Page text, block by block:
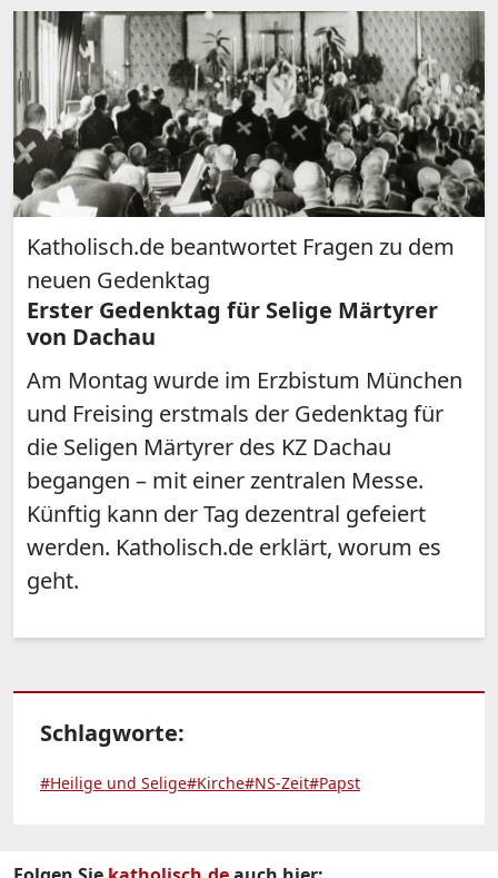
Katholisch.de beantwortet Fragen zu dem
neuen Gedenktag
Erster Gedenktag für Selige Märtyrer
von Dachau
Am Montag wurde im Erzbistum München
und Freising erstmals der Gedenktag für
die Seligen Märtyrer des KZ Dachau
begangen – mit einer zentralen Messe.
Künftig kann der Tag dezentral gefeiert
werden. Katholisch.de erklärt, worum es
geht.
Schlagworte:
#Heilige und Selige#Kirche#NS-Zeit#Papst